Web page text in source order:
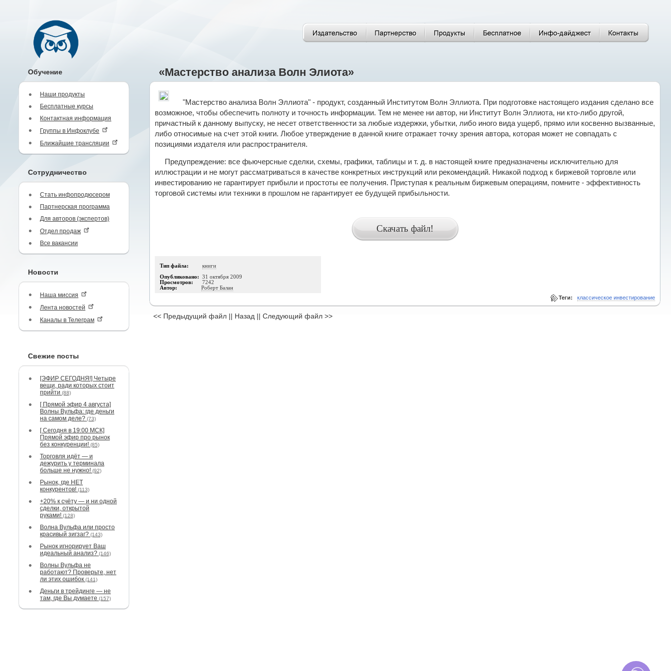
Обучение
Наши продукты
Бесплатные курсы
Контактная информация
Группы в Инфоклубе
Ближайшие трансляции
Сотрудничество
Стать инфопродюсером
Партнерская программа
Для авторов (экспертов)
Отдел продаж
Все вакансии
Новости
Наша миссия
Лента новостей
Каналы в Телеграм
Свежие посты
[ЭФИР СЕГОДНЯ!] Четыре
вещи, ради которых стоит
прийти (88)
[ Прямой эфир 4 августа]
Волны Вульфа: где деньги
на самом деле? (73)
[ Сегодня в 19:00 МСК]
Прямой эфир про рынок
без конкуренции! (85)
Торговля идёт — и
дежурить у терминала
больше не нужно! (92)
Рынок, где НЕТ
конкурентов! (113)
+20% к счёту — и ни одной
сделки, открытой
руками! (128)
Волна Вульфа или просто
красивый зигзаг? (143)
Рынок игнорирует Ваш
идеальный анализ? (146)
Волны Вульфа не
работают? Проверьте, нет
ли этих ошибок (141)
Деньги в трейдинге — не
там, где Вы думаете (157)
«Мастерство анализа Волн Элиота»
"Мастерство анализа Волн Эллиота" - продукт, созданный Институтом Волн Эллиота. При подготовке настоящего издания сделано все
возможное, чтобы обеспечить полноту и точность информации. Тем не менее ни автор, ни Институт Волн Эллиота, ни кто-либо другой,
причастный к данному выпуску, не несет ответственности за любые издержки, убытки, либо иного вида ущерб, прямо или косвенно вызванные,
либо относимые на счет этой книги. Любое утверждение в данной книге отражает точку зрения автора, которая может не совпадать с
позициями издателя или распространителя.
Предупреждение: все фьючерсные сделки, схемы, графики, таблицы и т. д. в настоящей книге предназначены исключительно для
иллюстрации и не могут рассматриваться в качестве конкретных инструкций или рекомендаций. Никакой подход к биржевой торговле или
инвестированию не гарантирует прибыли и простоты ее получения. Приступая к реальным биржевым операциям, помните - эффективность
торговой системы или техники в прошлом не гарантирует ее будущей прибыльности.
Тип файла: книги
Опубликовано: 31 октября 2009
Просмотров: 7242
Автор: Роберт Балан
Теги: классическое инвестирование
<< Предыдущий файл || Назад || Следующий файл >>